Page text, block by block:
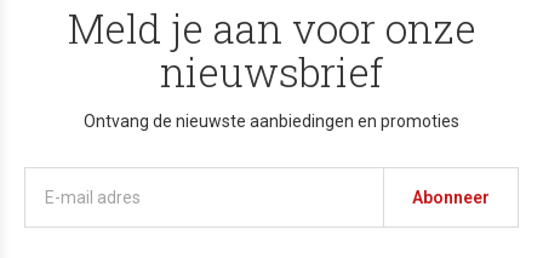
Meld je aan voor onze
nieuwsbrief
Ontvang de nieuwste aanbiedingen en promoties
Abonneer